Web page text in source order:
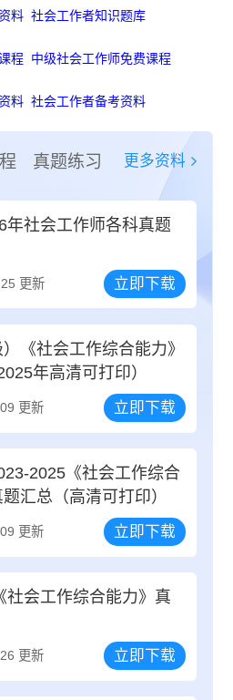
料 社会工作者知识题库
程 中级社会工作师免费课程
料 社会工作者备考资料
真题练习 更多资料
年社会工作师各科真题
更新 立即下载
《社会工作综合能力》
年高清可打印）
更新 立即下载
2025《社会工作综合
汇总（高清可打印）
更新 立即下载
社会工作综合能力》真
更新 立即下载